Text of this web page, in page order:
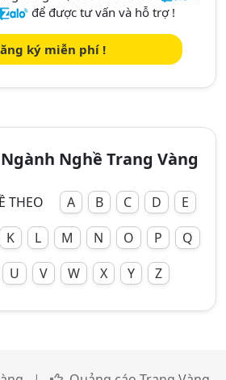
để được tư vấn và hỗ trợ !
ký miễn phí !
Nghề Trang Vàng
THEO A B C D
E
K L M N O P
Q
U V W X Y Z